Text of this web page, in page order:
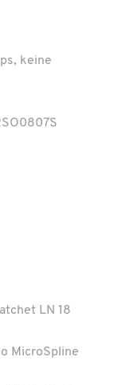
keine
LN 18
MicroSpline